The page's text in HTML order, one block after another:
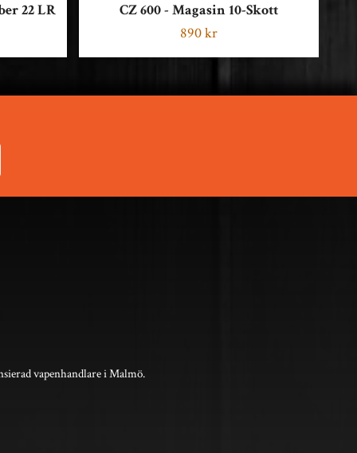
22 LR
CZ 600 - Magasin 10-Skott
890 kr
vapenhandlare i Malmö.